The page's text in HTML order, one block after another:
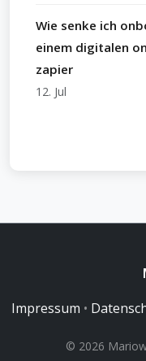
Wie senke ich
einem digitalen
zapier
12. Jul
Impressum •
© 2026